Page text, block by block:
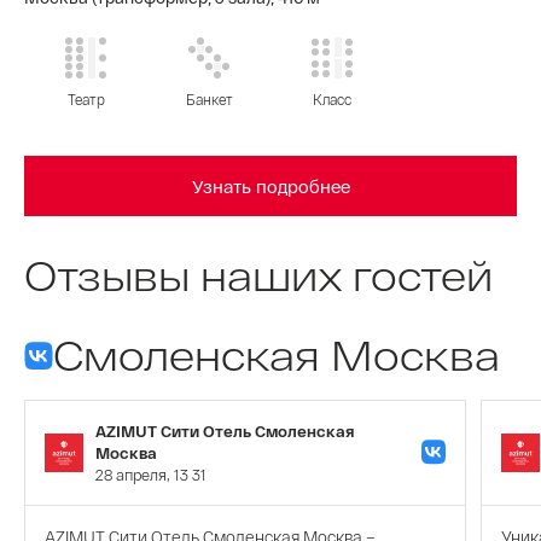
Театр Банкет Класс
Узнать подробнее
Отзывы наших гостей
Смоленская Москва
AZIMUT Сити Отель Смоленская
Москва
28 апреля, 13 31
AZIMUT Сити Отель Смоленская Москва –